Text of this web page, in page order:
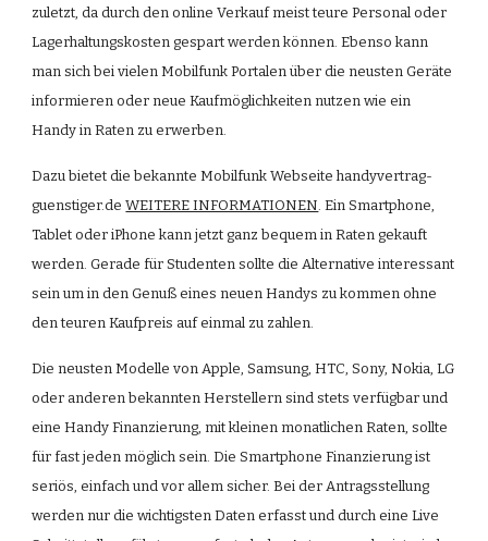
zuletzt, da durch den online Verkauf meist teure Personal oder
Lagerhaltungskosten gespart werden können. Ebenso kann
man sich bei vielen Mobilfunk Portalen über die neusten Geräte
informieren oder neue Kaufmöglichkeiten nutzen wie ein
Handy in Raten zu erwerben.
Dazu bietet die bekannte Mobilfunk Webseite handyvertrag-
guenstiger.de WEITERE INFORMATIONEN. Ein Smartphone,
Tablet oder iPhone kann jetzt ganz bequem in Raten gekauft
werden. Gerade für Studenten sollte die Alternative interessant
sein um in den Genuß eines neuen Handys zu kommen ohne
den teuren Kaufpreis auf einmal zu zahlen.
Die neusten Modelle von Apple, Samsung, HTC, Sony, Nokia, LG
oder anderen bekannten Herstellern sind stets verfügbar und
eine Handy Finanzierung, mit kleinen monatlichen Raten, sollte
für fast jeden möglich sein. Die Smartphone Finanzierung ist
seriös, einfach und vor allem sicher. Bei der Antragsstellung
werden nur die wichtigsten Daten erfasst und durch eine Live